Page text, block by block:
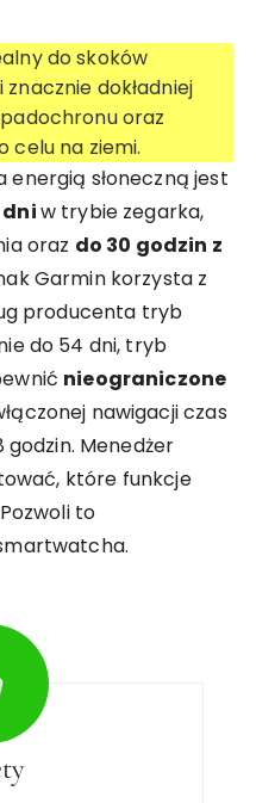
do skoków
dokładniej
oraz
celu na ziemi.
energią słoneczną jest
dniw trybie zegarka,
oraz do 30 godzin z
Garmin korzysta z
producenta tryb
do 54 dni, tryb
nieograniczone
nawigacji czas
godzin. Menedżer
które funkcje
to